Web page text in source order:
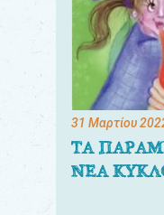
31 Μαρτίου
ΤΑ
ΝΕΑ